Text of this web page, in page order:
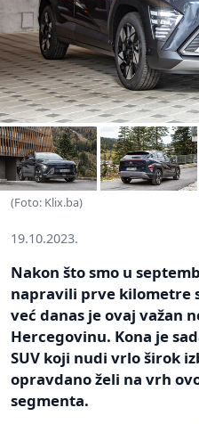
(Foto: Klix.ba)
19.10.2023.
Nakon što smo u
napravili prve kilometre
već danas je ovaj važan
Hercegovinu. Kona je
SUV koji nudi vrlo širok
opravdano želi na vrh
segmenta.